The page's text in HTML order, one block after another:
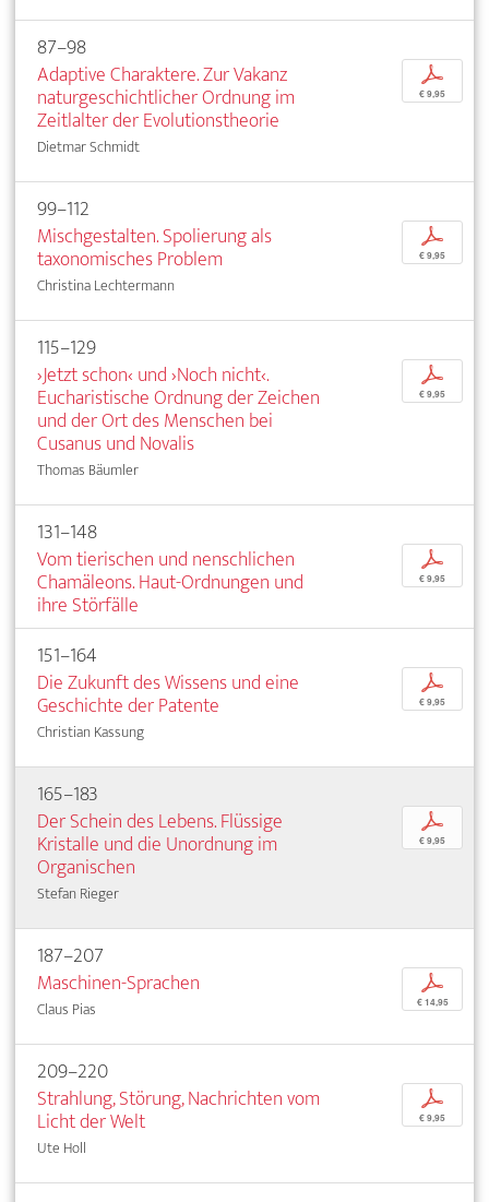
87–98
Adaptive Charaktere. Zur Vakanz
naturgeschichtlicher Ordnung im
Zeitlalter der Evolutionstheorie
Dietmar Schmidt
p
€ 9,95
99–112
Mischgestalten. Spolierung als
taxonomisches Problem
Christina Lechtermann
p
€ 9,95
115–129
›Jetzt schon‹ und ›Noch nicht‹.
Eucharistische Ordnung der Zeichen
und der Ort des Menschen bei
Cusanus und Novalis
Thomas Bäumler
p
€ 9,95
131–148
Vom tierischen und nenschlichen
Chamäleons. Haut-Ordnungen und
ihre Störfälle
p
€ 9,95
151–164
Die Zukunft des Wissens und eine
Geschichte der Patente
Christian Kassung
p
€ 9,95
165–183
Der Schein des Lebens. Flüssige
Kristalle und die Unordnung im
Organischen
Stefan Rieger
p
€ 9,95
187–207
Maschinen-Sprachen
Claus Pias
p
€ 14,95
209–220
Strahlung, Störung, Nachrichten vom
Licht der Welt
Ute Holl
p
€ 9,95